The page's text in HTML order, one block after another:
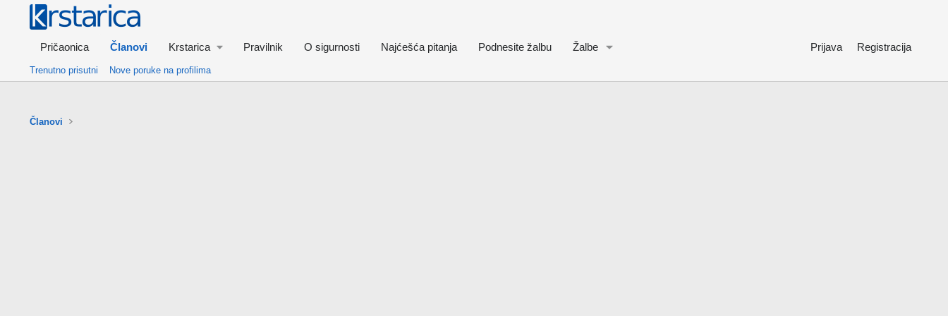
Pričaonica Članovi Krstarica Pravilnik O sigurnosti Najćešća pitanja Podnesite žalbu Žalbe Prijava Registracija
Trenutno prisutni Nove poruke na profilima
Članovi